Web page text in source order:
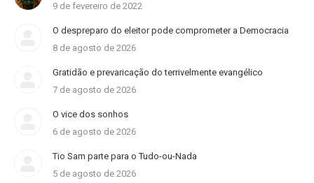
9 de fevereiro de 2022
O despreparo do eleitor pode comprometer a Democracia
8 de agosto de 2026
Gratidão e prevaricação do terrivelmente evangélico
7 de agosto de 2026
O vice dos sonhos
6 de agosto de 2026
Tio Sam parte para o Tudo-ou-Nada
5 de agosto de 2026